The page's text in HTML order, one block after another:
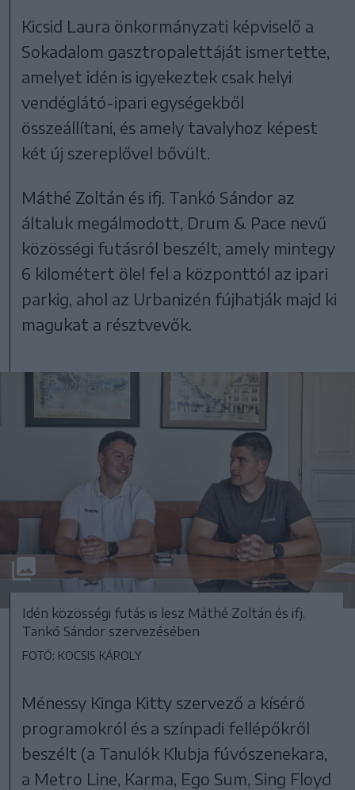
Kicsid Laura önkormányzati képviselő a
Sokadalom gasztropalettáját ismertette,
amelyet idén is igyekeztek csak helyi
vendéglátó-ipari egységekből
összeállítani, és amely tavalyhoz képest
két új szereplővel bővült.
Máthé Zoltán és ifj. Tankó Sándor az
általuk megálmodott, Drum & Pace nevű
közösségi futásról beszélt, amely mintegy
6 kilométert ölel fel a központtól az ipari
parkig, ahol az Urbanizén fújhatják majd ki
magukat a résztvevők.
Idén közösségi futás is lesz Máthé Zoltán és ifj.
Tankó Sándor szervezésében
FOTÓ: KOCSIS KÁROLY
Ménessy Kinga Kitty szervező a kísérő
programokról és a színpadi fellépőkről
beszélt (a Tanulók Klubja fúvószenekara,
a Metro Line, Karma, Ego Sum, Sing Floyd